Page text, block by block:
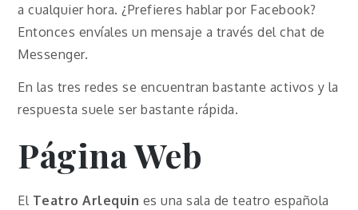
a cualquier hora. ¿Prefieres hablar por Facebook?
Entonces envíales un mensaje a través del chat de
Messenger.
En las tres redes se encuentran bastante activos y la
respuesta suele ser bastante rápida.
Página Web
El TeatroArlequin es una sala de teatro española